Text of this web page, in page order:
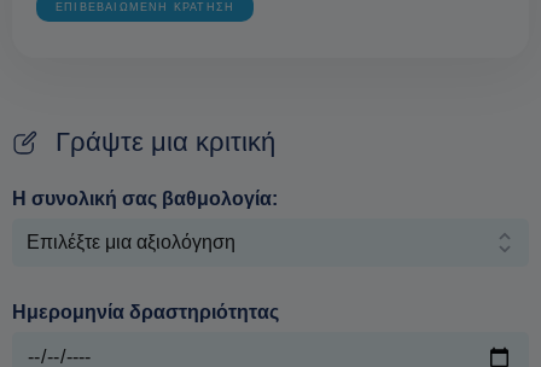
ΕΠΙΒΕΒΑΙΩΜΕΝΗ ΚΡΑΤΗΣΗ
Γράψτε μια κριτική
Η συνολική σας βαθμολογία:
Ημερομηνία δραστηριότητας